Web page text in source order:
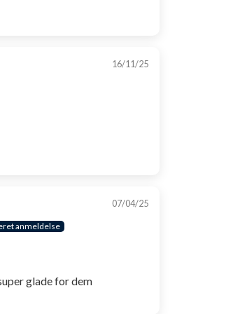
der er
to-eye fit, så bør du anskaffe dig
16/11/25
07/04/25
glade for dem